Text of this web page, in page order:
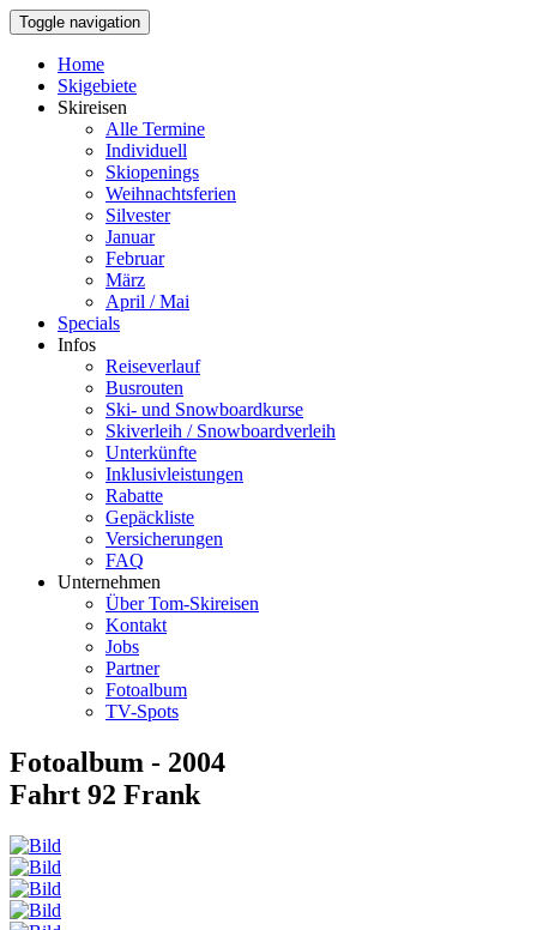
Toggle navigation
Home
Skigebiete
Skireisen
Alle Termine
Individuell
Skiopenings
Weihnachtsferien
Silvester
Januar
Februar
März
April / Mai
Specials
Infos
Reiseverlauf
Busrouten
Ski- und Snowboardkurse
Skiverleih / Snowboardverleih
Unterkünfte
Inklusivleistungen
Rabatte
Gepäckliste
Versicherungen
FAQ
Unternehmen
Über Tom-Skireisen
Kontakt
Jobs
Partner
Fotoalbum
TV-Spots
Fotoalbum - 2004
Fahrt 92 Frank